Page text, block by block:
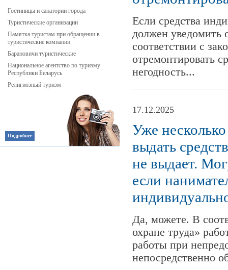
Гостиницы и санатории города
Туристические организации
Памятка туристам при обращении в
туристические компании
Барановичи туристические
Национальное агентство по туризму
Республики Беларусь
Религиозный туризм
Подробнее
Если средства
должен уведомить
соответствии с
отремонтировать
негодность...
17.12.2025
Уже
выдать
не выдает.
если
Да, можете. В
охране труда»
работы при
непосредственно